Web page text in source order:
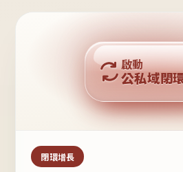
私域鐵粉
回購複利
啟動
公私域閉
閉環增長